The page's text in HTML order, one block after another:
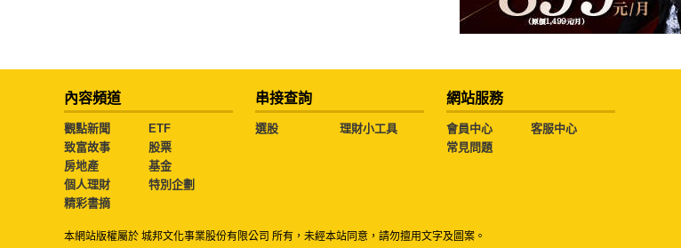
內容頻道
觀點新聞
ETF
致富故事
股票
房地產
基金
個人理財
特別企劃
精彩書摘
串接查詢
選股 理財小工具
網站服務
會員中心
客服中心
常見問題
本網站版權屬於 城邦文化事業股份有限公司 所有，未經本站同意，請勿擅用文字及圖案。